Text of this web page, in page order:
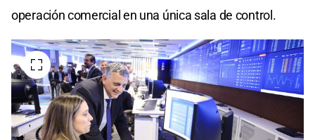
operación comercial en una única sala de control.